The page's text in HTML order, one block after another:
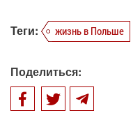
Теги: жизнь в Польше
Поделиться: